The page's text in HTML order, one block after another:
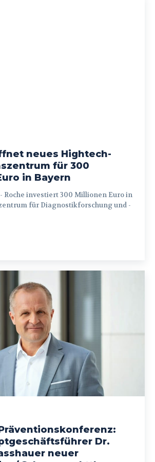
neues Hightech-
für 300
in Bayern
für Diagnostikforschung und -
Dr.
neuer